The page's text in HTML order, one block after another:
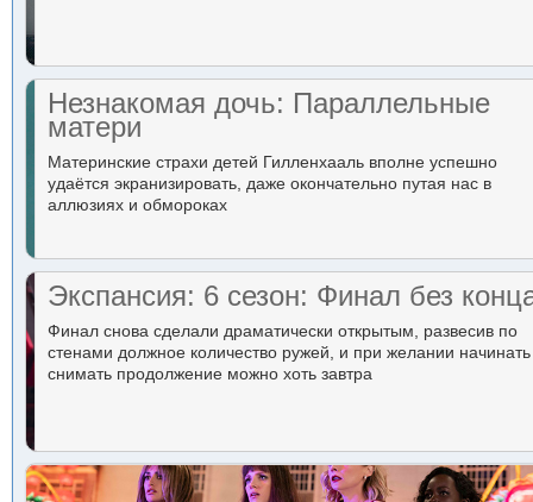
Незнакомая дочь: Параллельные
матери
Материнские страхи детей Гилленхааль вполне успешно
удаётся экранизировать, даже окончательно путая нас в
аллюзиях и обмороках
Экспансия: 6 сезон: Финал без
Финал снова сделали драматически открытым, развесив по
стенами должное количество ружей, и при желании начинать
снимать продолжение можно хоть завтра